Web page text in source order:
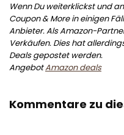
Wenn Du weiterklickst und
Coupon & More in einigen
Anbieter. Als Amazon-
Verkäufen. Dies hat
Deals gepostet werden.
AngebotAmazon deals
Kommentare zu